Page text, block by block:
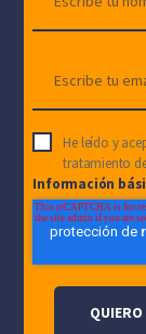
He leído y
tratamiento
Información